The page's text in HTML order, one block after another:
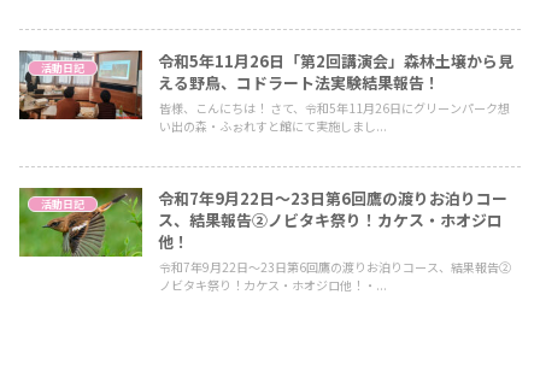
活動日記
令和5年11月26日「第2回講演会」森林土壌から見
える野鳥、コドラート法実験結果報告！
皆様、こんにちは！ さて、令和5年11月26日にグリーンパーク想
い出の森・ふぉれすと館にて実施しまし...
活動日記
令和7年9月22日～23日第6回鷹の渡りお泊りコー
ス、結果報告②ノビタキ祭り！カケス・ホオジロ
他！
令和7年9月22日～23日第6回鷹の渡りお泊りコース、結果報告②
ノビタキ祭り！カケス・ホオジロ他！・...